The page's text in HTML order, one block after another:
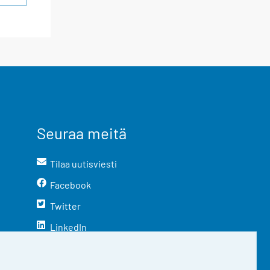
Seuraa meitä
Tilaa uutisviesti
Facebook
Twitter
LinkedIn